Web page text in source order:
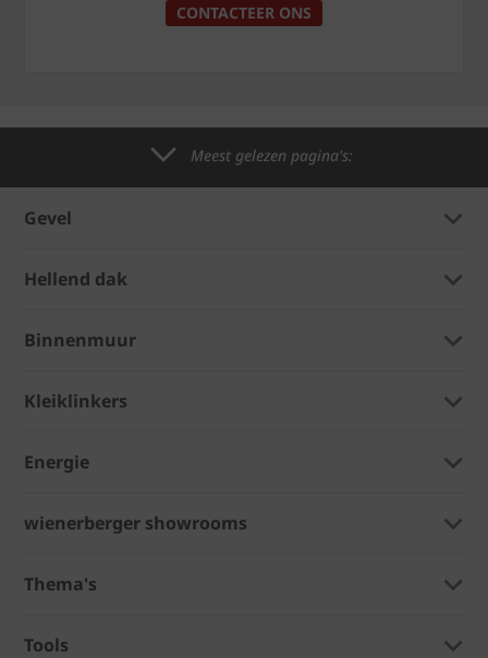
CONTACTEER ONS
Meest gelezen pagina's:
Gevel
Hellend dak
Binnenmuur
Kleiklinkers
Energie
wienerberger showrooms
Thema's
Tools